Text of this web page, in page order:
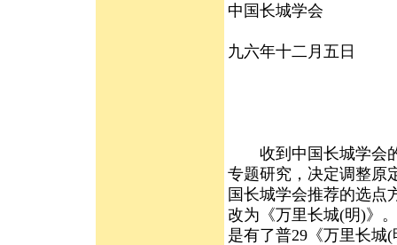
中国长城学会
九六年十二月五日
收到中国长城学会的
专题研究，决定调整原
国长城学会推荐的选点
改为《万里长城(明)》
是有了普29《万里长城